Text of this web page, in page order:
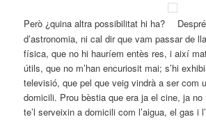
Però ¿quina altra possibilitat hi ha?
d’astronomia, ni cal dir que vam passar de
física, que no hi hauríem entès res, i així
útils, que no m’han encuriosit mai; s’hi
televisió, que pel que veig vindrà a ser com
domicili. Prou bèstia que era ja el cine, ja no
te’l serveixin a domicili com l’aigua, el gas i